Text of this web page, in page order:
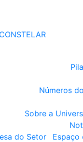
Números
Sobre a
do Setor
Espaço